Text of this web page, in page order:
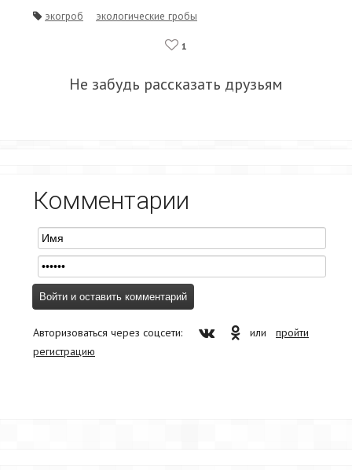
экогроб экологические гробы
1
Не забудь рассказать друзьям
Комментарии
Авторизоваться через соцсети: или пройти
регистрацию